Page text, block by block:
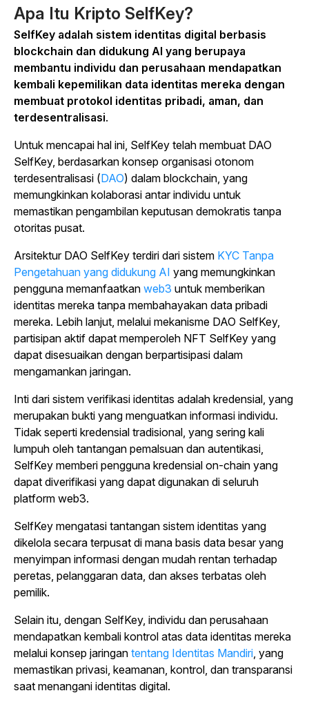
Apa Itu Kripto SelfKey?
SelfKey adalah sistem identitas digital berbasis
blockchain dan didukung AI yang berupaya
membantu individu dan perusahaan mendapatkan
kembali kepemilikan data identitas mereka dengan
membuat protokol identitas pribadi, aman, dan
terdesentralisasi.
Untuk mencapai hal ini, SelfKey telah membuat DAO
SelfKey, berdasarkan konsep organisasi otonom
terdesentralisasi (DAO) dalam blockchain, yang
memungkinkan kolaborasi antar individu untuk
memastikan pengambilan keputusan demokratis tanpa
otoritas pusat.
Arsitektur DAO SelfKey terdiri dari sistem KYC Tanpa
Pengetahuan yang didukung AI yang memungkinkan
pengguna memanfaatkan web3 untuk memberikan
identitas mereka tanpa membahayakan data pribadi
mereka. Lebih lanjut, melalui mekanisme DAO SelfKey,
partisipan aktif dapat memperoleh NFT SelfKey yang
dapat disesuaikan dengan berpartisipasi dalam
mengamankan jaringan.
Inti dari sistem verifikasi identitas adalah kredensial, yang
merupakan bukti yang menguatkan informasi individu.
Tidak seperti kredensial tradisional, yang sering kali
lumpuh oleh tantangan pemalsuan dan autentikasi,
SelfKey memberi pengguna kredensial on-chain yang
dapat diverifikasi yang dapat digunakan di seluruh
platform web3.
SelfKey mengatasi tantangan sistem identitas yang
dikelola secara terpusat di mana basis data besar yang
menyimpan informasi dengan mudah rentan terhadap
peretas, pelanggaran data, dan akses terbatas oleh
pemilik.
Selain itu, dengan SelfKey, individu dan perusahaan
mendapatkan kembali kontrol atas data identitas mereka
melalui konsep jaringan tentang Identitas Mandiri, yang
memastikan privasi, keamanan, kontrol, dan transparansi
saat menangani identitas digital.